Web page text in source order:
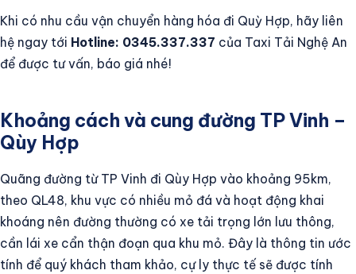
Khi có nhu cầu vận chuyển hàng hóa đi Quỳ Hợp, hãy liên
hệ ngay tới Hotline: 0345.337.337 của Taxi Tải Nghệ An
để được tư vấn, báo giá nhé!
Khoảng cách và cung đường TP Vinh –
Qùy Hợp
Quãng đường từ TP Vinh đi Qùy Hợp vào khoảng 95km,
theo QL48, khu vực có nhiều mỏ đá và hoạt động khai
khoáng nên đường thường có xe tải trọng lớn lưu thông,
cần lái xe cẩn thận đoạn qua khu mỏ. Đây là thông tin ước
tính để quý khách tham khảo, cự ly thực tế sẽ được tính